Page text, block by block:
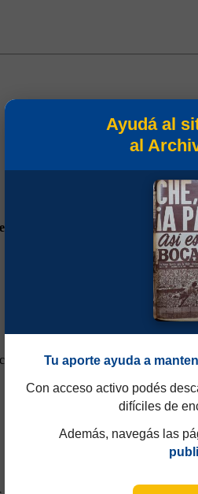
1987/88
Ayudá al
al
Tu aporte ayuda a
Con acceso activo podés
difíciles de
Además, navegás las